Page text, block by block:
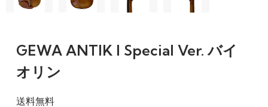
GEWA ANTIK I Special Ver. バイ
オリン
送料無料